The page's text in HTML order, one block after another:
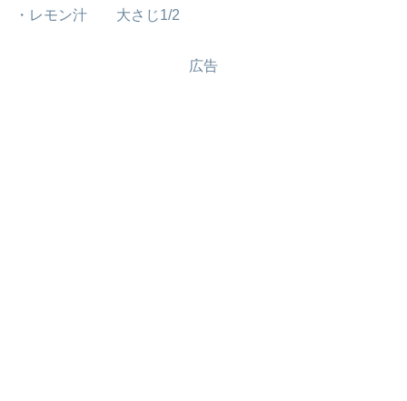
・レモン汁 大さじ1/2
広告